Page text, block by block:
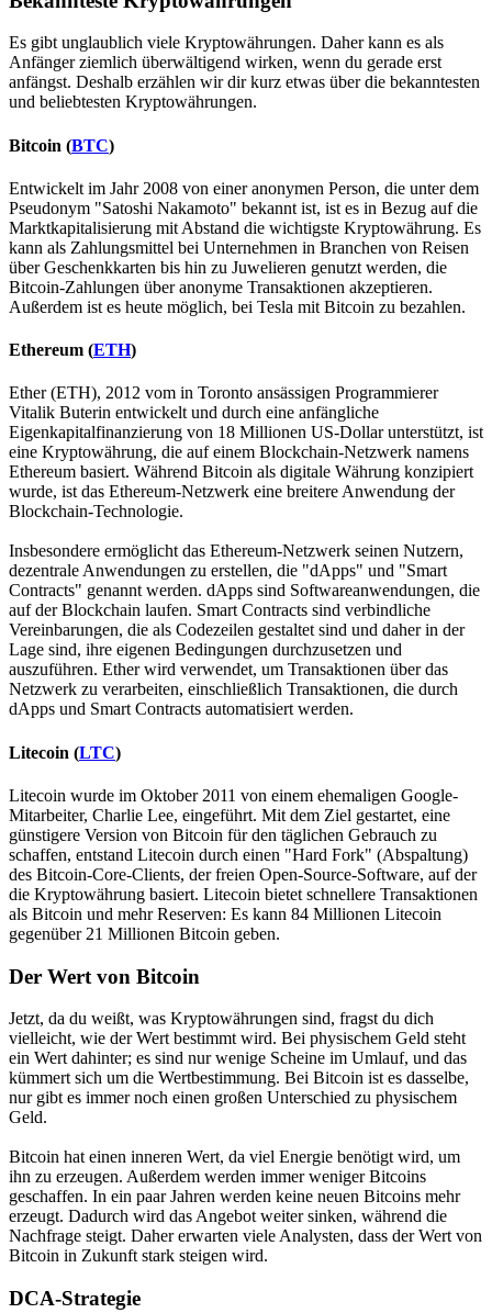
Es gibt unglaublich viele Kryptowährungen. Daher kann es als
Anfänger ziemlich überwältigend wirken, wenn du gerade erst
anfängst. Deshalb erzählen wir dir kurz etwas über die bekanntesten
und beliebtesten Kryptowährungen.
Bitcoin (BTC)
Entwickelt im Jahr 2008 von einer anonymen Person, die unter dem
Pseudonym "Satoshi Nakamoto" bekannt ist, ist es in Bezug auf die
Marktkapitalisierung mit Abstand die wichtigste Kryptowährung. Es
kann als Zahlungsmittel bei Unternehmen in Branchen von Reisen
über Geschenkkarten bis hin zu Juwelieren genutzt werden, die
Bitcoin-Zahlungen über anonyme Transaktionen akzeptieren.
Außerdem ist es heute möglich, bei Tesla mit Bitcoin zu bezahlen.
Ethereum (ETH)
Ether (ETH), 2012 vom in Toronto ansässigen Programmierer
Vitalik Buterin entwickelt und durch eine anfängliche
Eigenkapitalfinanzierung von 18 Millionen US-Dollar unterstützt, ist
eine Kryptowährung, die auf einem Blockchain-Netzwerk namens
Ethereum basiert. Während Bitcoin als digitale Währung konzipiert
wurde, ist das Ethereum-Netzwerk eine breitere Anwendung der
Blockchain-Technologie.
Insbesondere ermöglicht das Ethereum-Netzwerk seinen Nutzern,
dezentrale Anwendungen zu erstellen, die "dApps" und "Smart
Contracts" genannt werden. dApps sind Softwareanwendungen, die
auf der Blockchain laufen. Smart Contracts sind verbindliche
Vereinbarungen, die als Codezeilen gestaltet sind und daher in der
Lage sind, ihre eigenen Bedingungen durchzusetzen und
auszuführen. Ether wird verwendet, um Transaktionen über das
Netzwerk zu verarbeiten, einschließlich Transaktionen, die durch
dApps und Smart Contracts automatisiert werden.
Litecoin (LTC)
Litecoin wurde im Oktober 2011 von einem ehemaligen Google-
Mitarbeiter, Charlie Lee, eingeführt. Mit dem Ziel gestartet, eine
günstigere Version von Bitcoin für den täglichen Gebrauch zu
schaffen, entstand Litecoin durch einen "Hard Fork" (Abspaltung)
des Bitcoin-Core-Clients, der freien Open-Source-Software, auf der
die Kryptowährung basiert. Litecoin bietet schnellere Transaktionen
als Bitcoin und mehr Reserven: Es kann 84 Millionen Litecoin
gegenüber 21 Millionen Bitcoin geben.
Der Wert von Bitcoin
Jetzt, da du weißt, was Kryptowährungen sind, fragst du dich
vielleicht, wie der Wert bestimmt wird. Bei physischem Geld steht
ein Wert dahinter; es sind nur wenige Scheine im Umlauf, und das
kümmert sich um die Wertbestimmung. Bei Bitcoin ist es dasselbe,
nur gibt es immer noch einen großen Unterschied zu physischem
Geld.
Bitcoin hat einen inneren Wert, da viel Energie benötigt wird, um
ihn zu erzeugen. Außerdem werden immer weniger Bitcoins
geschaffen. In ein paar Jahren werden keine neuen Bitcoins mehr
erzeugt. Dadurch wird das Angebot weiter sinken, während die
Nachfrage steigt. Daher erwarten viele Analysten, dass der Wert von
Bitcoin in Zukunft stark steigen wird.
DCA-Strategie